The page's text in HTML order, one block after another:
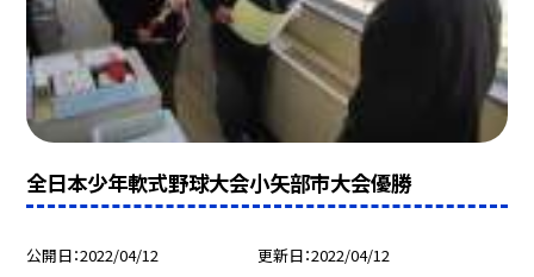
全日本少年軟式野球大会小矢部市大会優勝
公開日 2022/04/12 更新日 2022/04/12